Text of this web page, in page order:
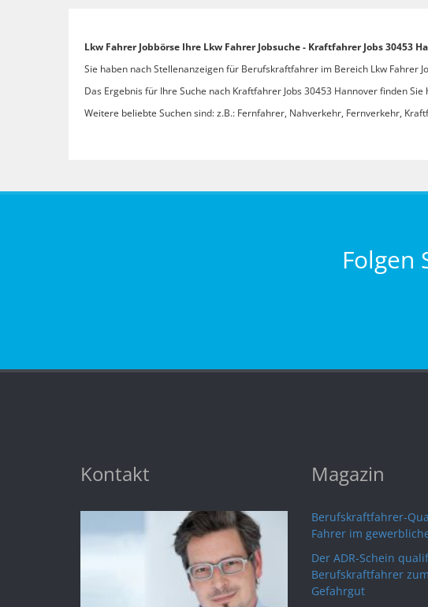
Lkw Fahrer Jobbörse Ihre Lkw Fahrer Jobsuche - Kraftfahrer Jobs 30453
Sie haben nach Stellenanzeigen für Berufskraftfahrer im Bereich Lkw Fahrer
Das Ergebnis für Ihre Suche nach Kraftfahrer Jobs 30453 Hannover finden
Weitere beliebte Suchen sind: z.B.: Fernfahrer, Nahverkehr, Fernverkehr,
Folgen
Kontakt Magazin
Berufskraftfahrer-
Fahrer im
Der ADR-Schein
Berufskraftfahrer
Gefahrgut